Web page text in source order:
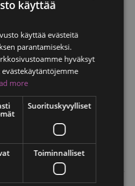
/10.05.2021
huomasi patin vasemman
siinä todettiin
(ca in situ).Potilas tuli
rinnan patin ensin
kudoksen
muuntuneita
soluja oli myös
käyttää
käyttää evästeitä
parantamiseksi.
hyväksyt
evästekäytäntöjemme
more
Suorituskyvylliset
Toiminnalliset